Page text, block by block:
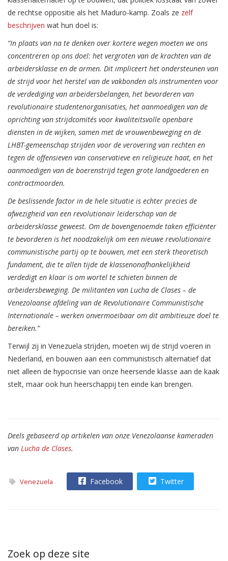
de rechtse oppositie als het Maduro-kamp. Zoals ze zelf
beschrijven wat hun doel is:
“In plaats van na te denken over kortere wegen moeten we ons
concentreren op ons doel: het vergroten van de krachten van de
arbeidersklasse en de armen. Dit impliceert het ondersteunen van
de strijd voor het herstel van de vakbonden als instrumenten voor
de verdediging van arbeidersbelangen, het bevorderen van
revolutionaire studentenorganisaties, het aanmoedigen van de
oprichting van strijdcomités voor kwaliteitsvolle openbare
diensten in de wijken, samen met de vrouwenbeweging en de
LHBT-gemeenschap strijden voor de verovering van rechten en
tegen de offensieven van conservatieve en religieuze haat, en het
aanmoedigen van de boerenstrijd tegen grote landgoederen en
contractmoorden.
De beslissende factor in de hele situatie is echter precies de
afwezigheid van een revolutionair leiderschap van de
arbeidersklasse geweest. Om de bovengenoemde taken efficiënter
te bevorderen is het noodzakelijk om een nieuwe revolutionaire
communistische partij op te bouwen, met een sterk theoretisch
fundament, die te allen tijde de klassenonafhankelijkheid
verdedigt en klaar is om wortel te schieten binnen de
arbeidersbeweging. De militanten van Lucha de Clases – de
Venezolaanse afdeling van de Revolutionaire Communistische
Internationale – werken onvermoeibaar om dit ambitieuze doel te
bereiken.”
Terwijl zij in Venezuela strijden, moeten wij de strijd voeren in
Nederland, en bouwen aan een communistisch alternatief dat
niet alleen de hypocrisie van onze heersende klasse aan de kaak
stelt, maar ook hun heerschappij ten einde kan brengen.
Deels gebaseerd op artikelen van onze Venezolaanse kameraden
van Lucha de Clases.
Venezuela Facebook Twitter
Zoek op deze site